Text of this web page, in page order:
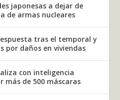
japonesas a dejar de
de armas nucleares
tras el temporal y
por daños en viviendas
con inteligencia
de 500 máscaras